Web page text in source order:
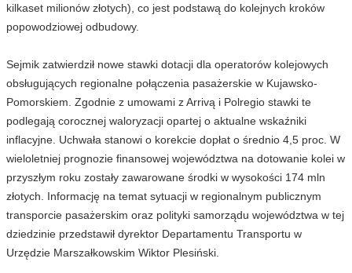
kilkaset milionów złotych), co jest podstawą do kolejnych kroków
popowodziowej odbudowy.
Sejmik zatwierdził nowe stawki dotacji dla operatorów kolejowych
obsługujących regionalne połączenia pasażerskie w Kujawsko-
Pomorskiem. Zgodnie z umowami z Arrivą i Polregio stawki te
podlegają corocznej waloryzacji opartej o aktualne wskaźniki
inflacyjne. Uchwała stanowi o korekcie dopłat o średnio 4,5 proc. W
wieloletniej prognozie finansowej województwa na dotowanie kolei w
przyszłym roku zostały zawarowane środki w wysokości 174 mln
złotych. Informację na temat sytuacji w regionalnym publicznym
transporcie pasażerskim oraz polityki samorządu województwa w tej
dziedzinie przedstawił dyrektor Departamentu Transportu w
Urzędzie Marszałkowskim Wiktor Plesiński.